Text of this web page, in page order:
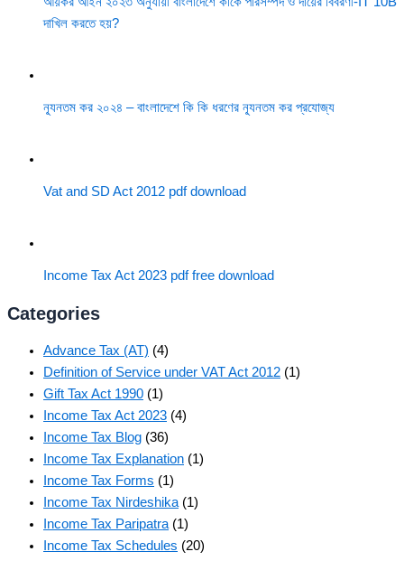
দাখিল করতে হয়?
ন্যূনতম কর ২০২৪ – বাংলাদেশে কি কি ধরণের ন্যূনতম কর প্রযোজ্য
Vat and SD Act 2012 pdf download
Income Tax Act 2023 pdf free download
Categories
Advance Tax (AT) (4)
Definition of Service under VAT Act 2012 (1)
Gift Tax Act 1990 (1)
Income Tax Act 2023 (4)
Income Tax Blog (36)
Income Tax Explanation (1)
Income Tax Forms (1)
Income Tax Nirdeshika (1)
Income Tax Paripatra (1)
Income Tax Schedules (20)